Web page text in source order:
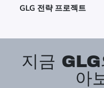
GLG 전략 프로젝트
지금
아